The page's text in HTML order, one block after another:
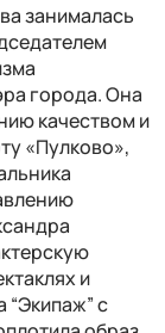
занималась
города. Она
качеством и
«Пулково»,
и
с